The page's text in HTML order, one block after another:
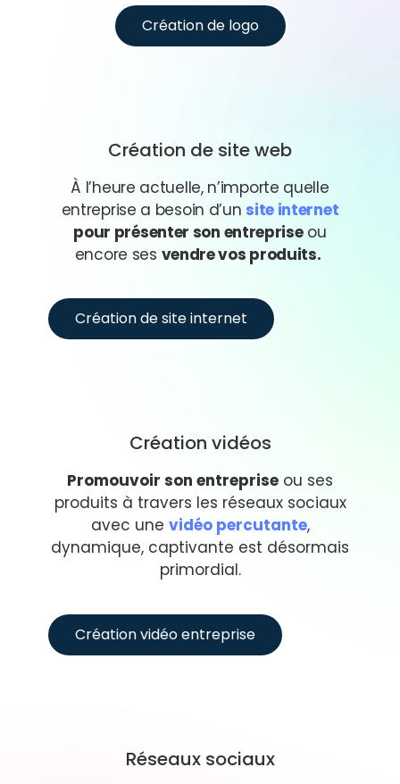
Création de logo
Création de site web
À l’heure actuelle, n’importe quelle
entreprise a besoin d’un site internet
pour présenter son entrepriseou
encore ses vendre vos produits.
Création de site internet
Création vidéos
Promouvoir son entreprise ou ses
produits à travers les réseaux sociaux
avec une vidéo percutante,
dynamique, captivante est désormais
primordial.
Création vidéo entreprise
Réseaux sociaux